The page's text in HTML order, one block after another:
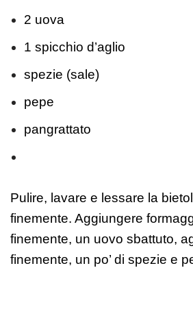
2 uova
1 spicchio d’aglio
spezie (sale)
pepe
pangrattato
Pulire, lavare e lessare la
finemente. Aggiungere
finemente, un uovo sbattuto,
finemente, un po’ di spezie e